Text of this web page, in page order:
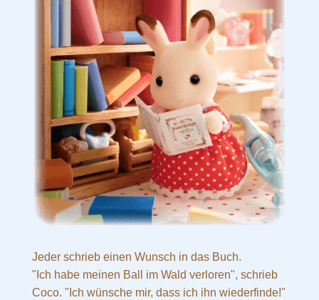
Jeder schrieb einen Wunsch in das Buch.
"Ich habe meinen Ball im Wald verloren", schrieb
Coco. "Ich wünsche mir, dass ich ihn wiederfinde!"